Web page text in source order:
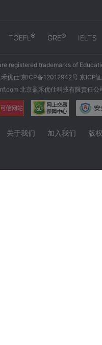
TOEFL ® GRE® IELTS
registered trademarks of
优仕 京ICP备12012942号 京ICP
北京盈禾优仕科技有限责任公
关于我们 加入我们 版